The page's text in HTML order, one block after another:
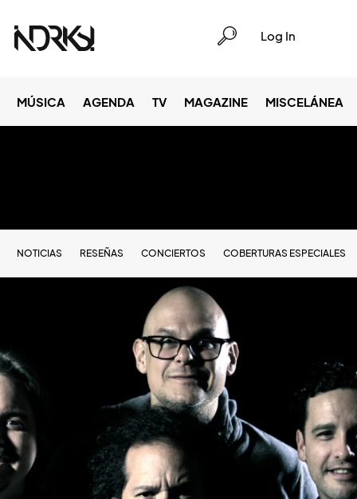
Log In
MÚSICA AGENDA TV MAGAZINE MISCELÁNEA
NOTICIAS RESEÑAS CONCIERTOS COBERTURAS ESPECIALES